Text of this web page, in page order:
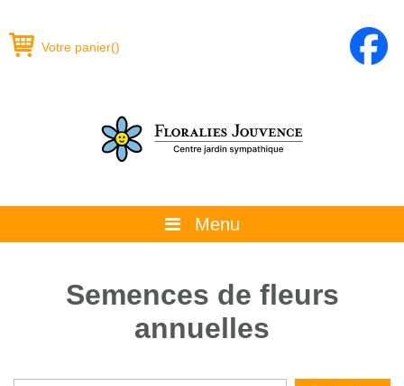
Votre panier()
Menu
La boutique
Promotions et évènements
Semences de fleurs
annuelles